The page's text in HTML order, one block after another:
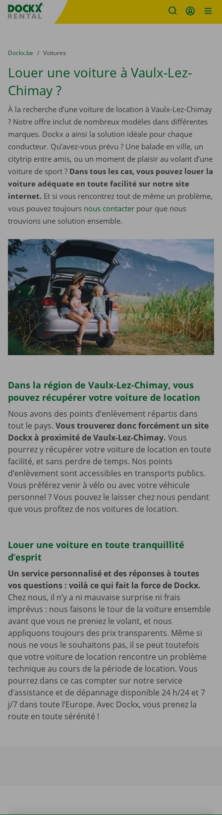
sitename
You are here:
du
Dockx.be to
Voitures
Louer une voiture à Vaulx-Lez-
Chimay ?
À la recherche d’une voiture de location à Vaulx-Lez-Chimay
? Notre offre inclut de nombreux modèles dans différentes
marques. Dockx a ainsi la solution idéale pour chaque
conducteur. Qu’avez-vous prévu ? Une balade en ville, un
citytrip entre amis, ou un moment de plaisir au volant d’une
voiture de sport ? Dans tous les cas, vous pouvez louer la
voiture adéquate en toute facilité sur notre site
internet. Et si vous rencontrez tout de même un problème,
vous pouvez toujours nous contacter pour que nous
trouvions une solution ensemble.
Dans la région de Vaulx-Lez-Chimay, vous
pouvez récupérer votre voiture de location
Nous avons des points d’enlèvement répartis dans
tout le pays. Vous trouverez donc forcément un site
Dockx à proximité de Vaulx-Lez-Chimay. Vous
pourrez y récupérer votre voiture de location en toute
facilité, et sans perdre de temps. Nos points
d’enlèvement sont accessibles en transports publics.
Vous préférez venir à vélo ou avec votre véhicule
personnel ? Vous pouvez le laisser chez nous pendant
que vous profitez de nos voitures de location.
Louer une voiture en toute tranquillité
d’esprit
Un service personnalisé et des réponses à toutes
vos questions : voilà ce qui fait la force de Dockx.
Chez nous, il n’y a ni mauvaise surprise ni frais
imprévus : nous faisons le tour de la voiture ensemble
avant que vous ne preniez le volant, et nous
appliquons toujours des prix transparents. Même si
nous ne vous le souhaitons pas, il se peut toutefois
que votre voiture de location rencontre un problème
technique au cours de la période de location. Vous
pourrez dans ce cas compter sur notre service
d’assistance et de dépannage disponible 24 h/24 et 7
j/7 dans toute l’Europe. Avec Dockx, vous prenez la
route en toute sérénité !